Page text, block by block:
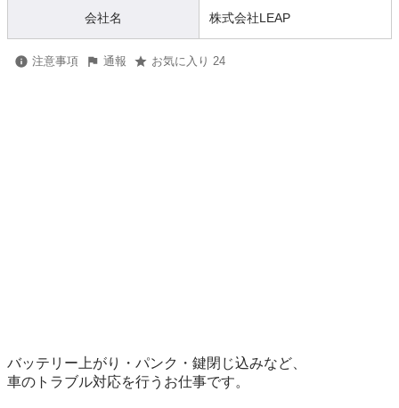
会社名 株式会社LEAP
注意事項 通報 お気に入り 24
バッテリー上がり・パンク・鍵閉じ込みなど、
車のトラブル対応を行うお仕事です。